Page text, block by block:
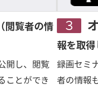
（閲覧者の情
開し、閲覧
ことができ
報を取得
録画セミ
者の情報